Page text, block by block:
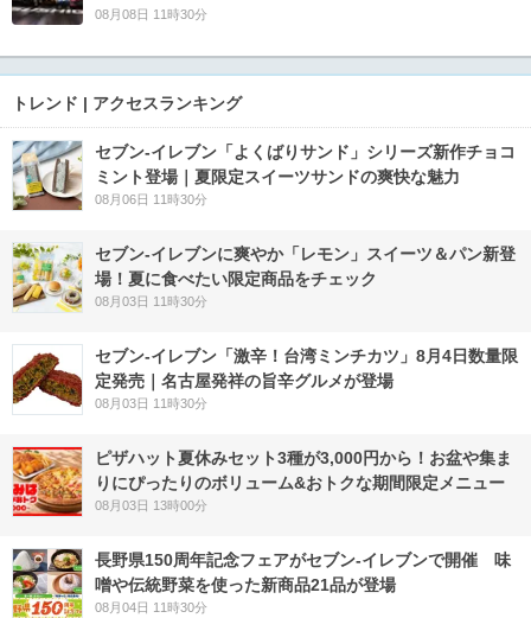
08月08日 11時30分
トレンド | アクセスランキング
セブン‐イレブン「よくばりサンド」シリーズ新作チョコ
ミント登場｜夏限定スイーツサンドの爽快な魅力
08月06日 11時30分
セブン‐イレブンに爽やか「レモン」スイーツ＆パン新登
場！夏に食べたい限定商品をチェック
08月03日 11時30分
セブン-イレブン「激辛！台湾ミンチカツ」8月4日数量限
定発売｜名古屋発祥の旨辛グルメが登場
08月03日 11時30分
ピザハット夏休みセット3種が3,000円から！お盆や集ま
りにぴったりのボリューム&おトクな期間限定メニュー
08月03日 13時00分
長野県150周年記念フェアがセブン-イレブンで開催 味
噌や伝統野菜を使った新商品21品が登場
08月04日 11時30分